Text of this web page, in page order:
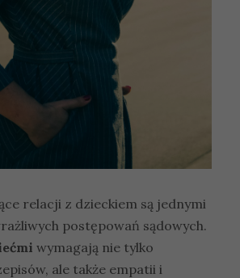
relacji z dzieckiem są jednymi
postępowań sądowych.
wymagają nie tylko
ale także empatii i